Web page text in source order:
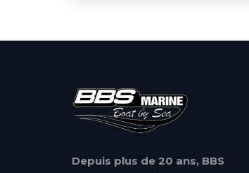
Depuis plus de 20 ans, BBS